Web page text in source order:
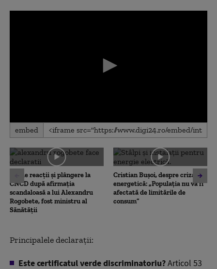
0
seconds
0
seconds
embed
Val de reacții și plângere la
CNCD după afirmația
scandaloasă a lui Alexandru
Rogobete, fost ministru al
Sănătății
Cristian Bușoi, despre criza
energetică: „Populația nu va fi
afectată de limitările de
consum”
Principalele declarații:
Este certificatul verde discriminatoriu?Articol 53